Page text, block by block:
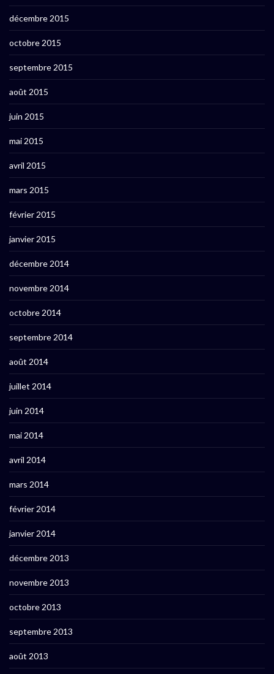
décembre 2015
octobre 2015
septembre 2015
août 2015
juin 2015
mai 2015
avril 2015
mars 2015
février 2015
janvier 2015
décembre 2014
novembre 2014
octobre 2014
septembre 2014
août 2014
juillet 2014
juin 2014
mai 2014
avril 2014
mars 2014
février 2014
janvier 2014
décembre 2013
novembre 2013
octobre 2013
septembre 2013
août 2013